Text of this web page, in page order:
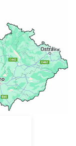
den